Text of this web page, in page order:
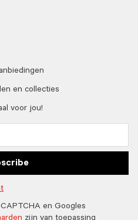
en collecties
voor jou!
en Googles